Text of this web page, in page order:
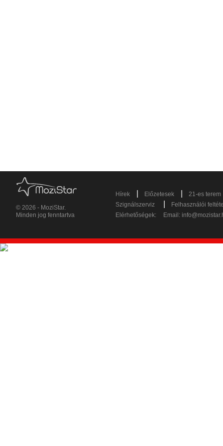
© 2026 - MoziStar.
Minden jog fenntartva
Hírek Előzetesek
21-es terem
Szignálszerviz
Felhasználói
Elérhetőségek:
Email: